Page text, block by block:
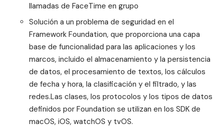
llamadas de FaceTime en grupo
Solución a un problema de seguridad en el
Framework Foundation, que proporciona una capa
base de funcionalidad para las aplicaciones y los
marcos, incluido el almacenamiento y la persistencia
de datos, el procesamiento de textos, los cálculos
de fecha y hora, la clasificación y el filtrado, y las
redes.Las clases, los protocolos y los tipos de datos
definidos por Foundation se utilizan en los SDK de
macOS, iOS, watchOS y tvOS.